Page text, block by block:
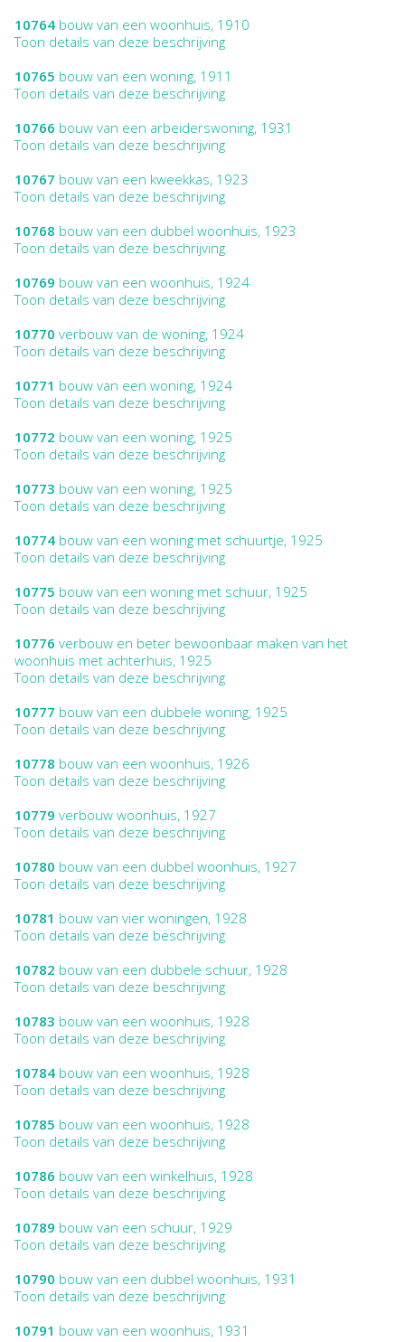
10764 bouw van een woonhuis, 1910
Toon details van deze beschrijving
10765 bouw van een woning, 1911
Toon details van deze beschrijving
10766 bouw van een arbeiderswoning, 1931
Toon details van deze beschrijving
10767 bouw van een kweekkas, 1923
Toon details van deze beschrijving
10768 bouw van een dubbel woonhuis, 1923
Toon details van deze beschrijving
10769 bouw van een woonhuis, 1924
Toon details van deze beschrijving
10770 verbouw van de woning, 1924
Toon details van deze beschrijving
10771 bouw van een woning, 1924
Toon details van deze beschrijving
10772 bouw van een woning, 1925
Toon details van deze beschrijving
10773 bouw van een woning, 1925
Toon details van deze beschrijving
10774 bouw van een woning met schuurtje, 1925
Toon details van deze beschrijving
10775 bouw van een woning met schuur, 1925
Toon details van deze beschrijving
10776 verbouw en beter bewoonbaar maken van het
woonhuis met achterhuis, 1925
Toon details van deze beschrijving
10777 bouw van een dubbele woning, 1925
Toon details van deze beschrijving
10778 bouw van een woonhuis, 1926
Toon details van deze beschrijving
10779 verbouw woonhuis, 1927
Toon details van deze beschrijving
10780 bouw van een dubbel woonhuis, 1927
Toon details van deze beschrijving
10781 bouw van vier woningen, 1928
Toon details van deze beschrijving
10782 bouw van een dubbele schuur, 1928
Toon details van deze beschrijving
10783 bouw van een woonhuis, 1928
Toon details van deze beschrijving
10784 bouw van een woonhuis, 1928
Toon details van deze beschrijving
10785 bouw van een woonhuis, 1928
Toon details van deze beschrijving
10786 bouw van een winkelhuis, 1928
Toon details van deze beschrijving
10789 bouw van een schuur, 1929
Toon details van deze beschrijving
10790 bouw van een dubbel woonhuis, 1931
Toon details van deze beschrijving
10791 bouw van een woonhuis, 1931